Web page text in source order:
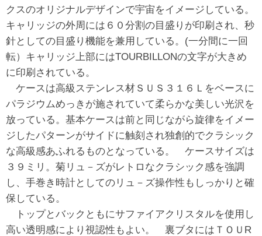
クスのオリジナルデザインで宇宙をイメージしている。
キャリッジの外周には６０分割の目盛りが印刷され、秒
針としての目盛り機能を兼用している。(一分間に一回
転）キャリッジ上部にはTOURBILLONの文字が大きめ
に印刷されている。
ケースは高級ステンレス材ＳＵＳ３１６Ｌをベースに
パラジウムめっきが施されていて柔らかな美しい光沢を
放っている。基本ケースは前と同じながら旋律をイメー
ジしたパターンがサイドに触刻され独創的でクラシック
な高級感あふれるものとなっている。 ケースサイズは
３９ミリ。菊リュ－ズがレトロなクラシック感を強調
し、手巻き時計としてのリュ－ズ操作性もしっかりと確
保している。
トップとバックともにサファイアクリスタルを使用し
高い透明感により視認性もよい。 裏ブタにはＴＯＵR